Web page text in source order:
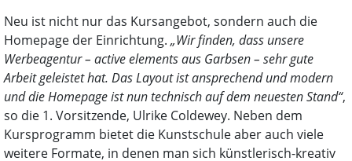
Neu ist nicht nur das Kursangebot, sondern auch die
Homepage der Einrichtung. „Wir finden, dass unsere
Werbeagentur – active elements aus Garbsen – sehr gute
Arbeit geleistet hat. Das Layout ist ansprechend und modern
und die Homepage ist nun technisch auf dem neuesten Stand“,
so die 1. Vorsitzende, Ulrike Coldewey. Neben dem
Kursprogramm bietet die Kunstschule aber auch viele
weitere Formate, in denen man sich künstlerisch-kreativ